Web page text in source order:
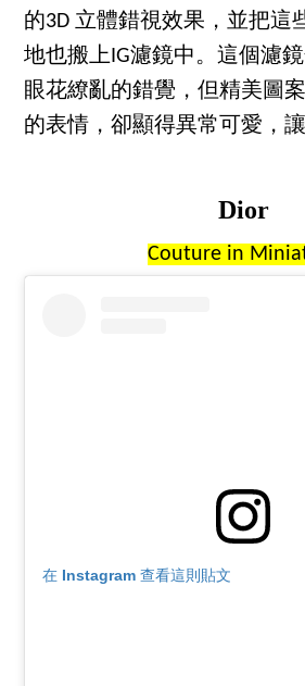
的3D 立體錯視效果，並把這
地也搬上IG濾鏡中。這個濾
眼花繚亂的錯覺，但精美圖
的表情，卻顯得異常可愛，
Dior
Couture in
在 Instagram 查看這則貼文